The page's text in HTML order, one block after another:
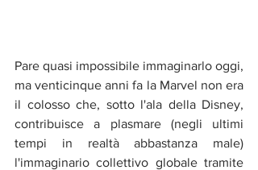
Pare quasi impossibile immaginarlo oggi,
ma venticinque anni fa la Marvel non era
il colosso che, sotto l'ala della Disney,
contribuisce a plasmare (negli ultimi
tempi in realtà abbastanza male)
l'immaginario collettivo globale tramite